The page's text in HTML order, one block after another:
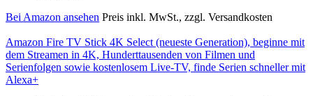
Bei Amazon ansehen Preis inkl. MwSt., zzgl. Versandkosten
Amazon Fire TV Stick 4K Select (neueste Generation), beginne mit
dem Streamen in 4K, Hunderttausenden von Filmen und
Serienfolgen sowie kostenlosem Live-TV, finde Serien schneller mit
Alexa+